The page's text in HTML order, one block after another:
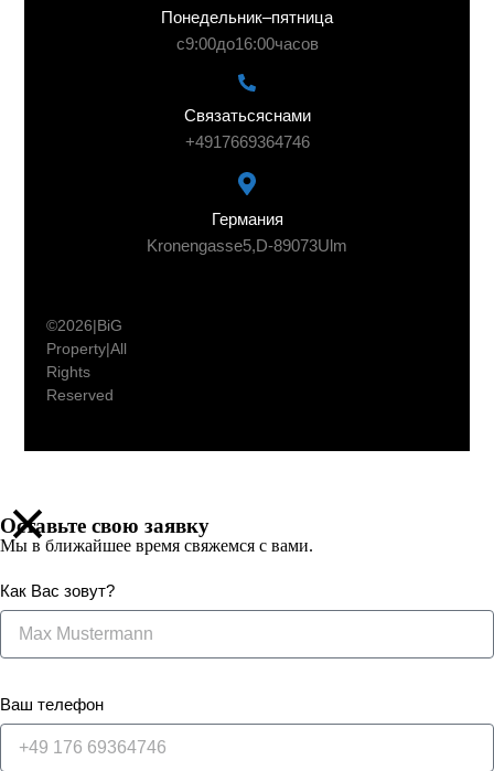
Понедельник – пятница
с 9:00 до 16:00 часов
Связаться с нами
+49 176 69364746
Германия
Kronengasse 5, D-89073 Ulm
© 2026 | BiG
Property | All
Rights
Reserved
Оставьте свою заявку
Мы в ближайшее время свяжемся с вами.
Как Вас зовут?
Ваш телефон